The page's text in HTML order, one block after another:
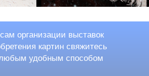
организации выставок
картин свяжитесь
удобным способом